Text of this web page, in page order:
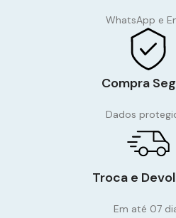
WhatsApp e
Compra
Dados
Troca e
Em até 07